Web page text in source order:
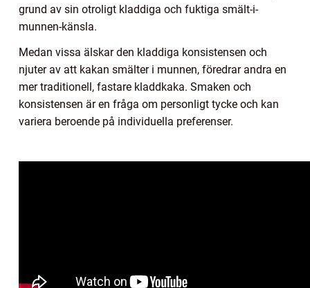
grund av sin otroligt kladdiga och fuktiga smält-i-
munnen-känsla.
Medan vissa älskar den kladdiga konsistensen och
njuter av att kakan smälter i munnen, föredrar andra en
mer traditionell, fastare kladdkaka. Smaken och
konsistensen är en fråga om personligt tycke och kan
variera beroende på individuella preferenser.